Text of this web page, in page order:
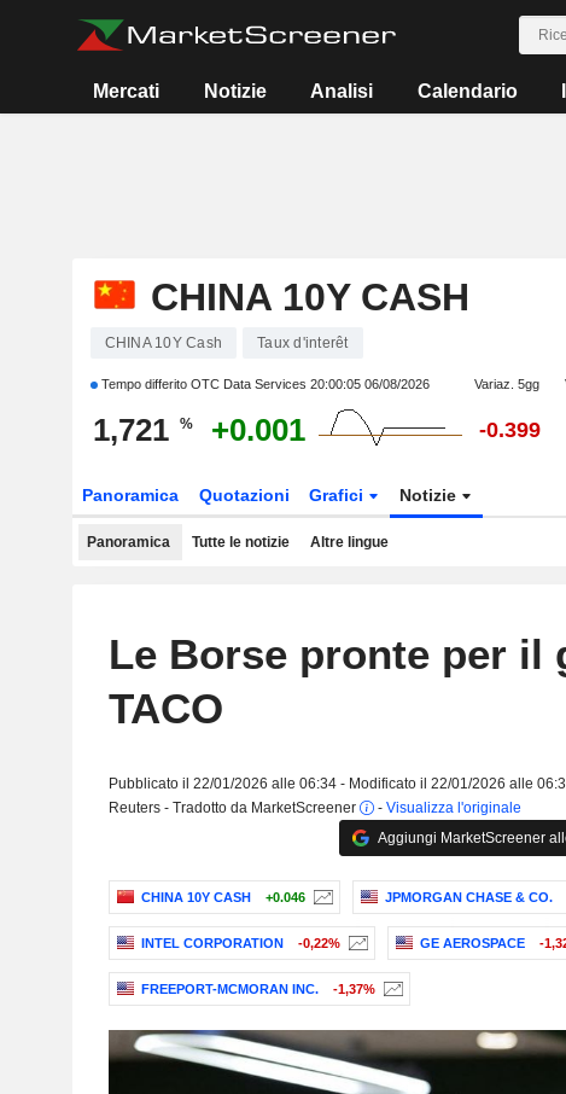
Mercati Notizie Analisi Calendario
CHINA 10Y CASH
CHINA 10Y Cash Taux d'interêt
Tempo differito OTC Data Services 20:00:05 06/08/2026 Variaz. 5gg
1,721 % +0.001 -0.399
Panoramica Quotazioni Grafici Notizie
Panoramica Tutte le notizie Altre lingue
Le Borse pronte per il
TACO
Pubblicato il 22/01/2026 alle 06:34 - Modificato il 22/01/2026 alle
Reuters - Tradotto da MarketScreener
- Visualizza l'originale
Aggiungi MarketScreener
CHINA 10Y CASH +0.046 JPMORGAN CHASE & CO.
INTEL CORPORATION -0,22% GE AEROSPACE -
FREEPORT-MCMORAN INC. -1,37%